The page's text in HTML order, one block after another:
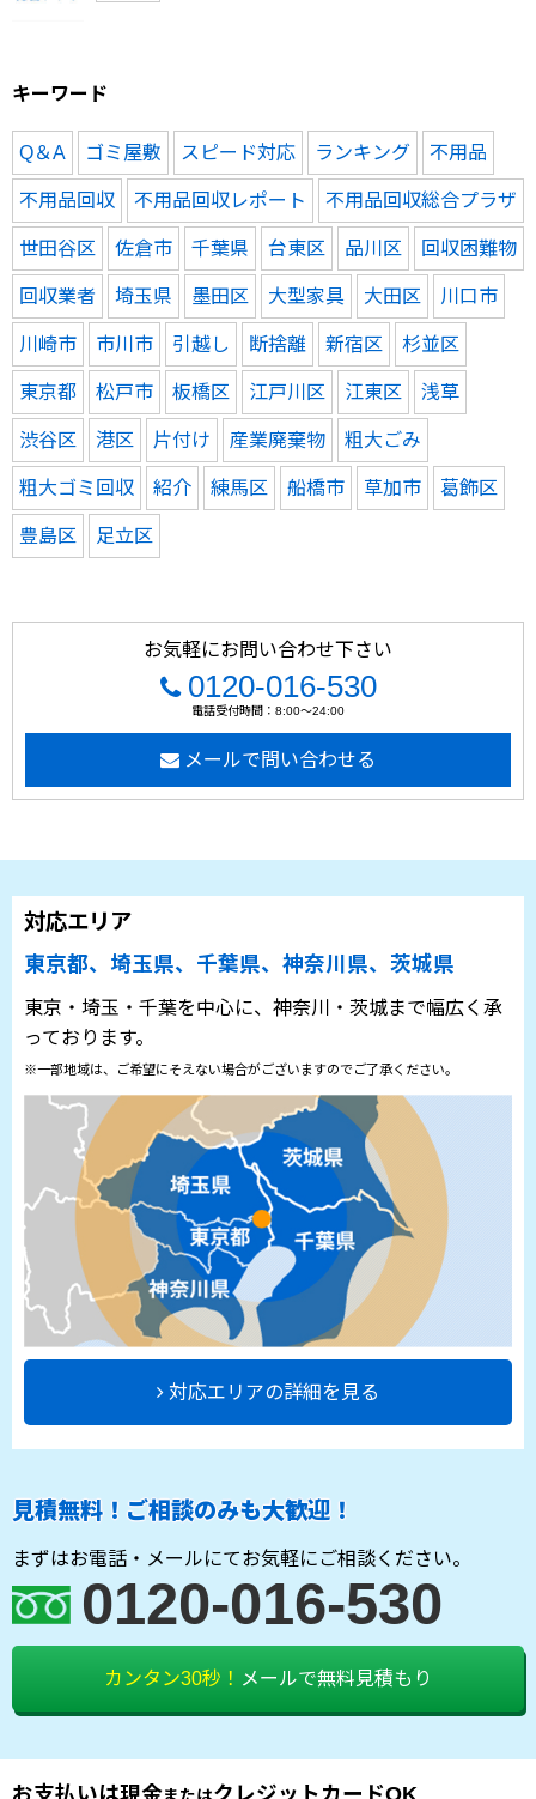
キーワード
Q＆A ゴミ屋敷 スピード対応 ランキング 不用品
不用品回収 不用品回収レポート 不用品回収総合プラザ
世田谷区 佐倉市 千葉県 台東区 品川区 回収困難物
回収業者 埼玉県 墨田区 大型家具 大田区 川口市
川崎市 市川市 引越し 断捨離 新宿区 杉並区
東京都 松戸市 板橋区 江戸川区 江東区 浅草
渋谷区 港区 片付け 産業廃棄物 粗大ごみ
粗大ゴミ回収 紹介 練馬区 船橋市 草加市 葛飾区
豊島区 足立区
お気軽にお問い合わせ下さい
0120-016-530
電話受付時間：8:00～24:00
メールで問い合わせる
対応エリア
東京都、埼玉県、千葉県、神奈川県、茨城県
東京・埼玉・千葉を中心に、神奈川・茨城まで幅広く承
っております。
※一部地域は、ご希望にそえない場合がございますのでご了承ください。
対応エリアの詳細を見る
見積無料！ご相談のみも大歓迎！
まずはお電話・メールにてお気軽にご相談ください。
0120-016-530
カンタン30秒！ メールで無料見積もり
お支払いは現金 クレジットカードOK